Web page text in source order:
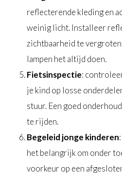
reflecterende kleding en
weinig licht. Installeer
zichtbaarheid te
lampen het altijd doen.
Fietsinspectie:
je kind op losse
stuur. Een goed
te rijden.
Begeleid jonge kinderen
het belangrijk om onder
voorkeur op een